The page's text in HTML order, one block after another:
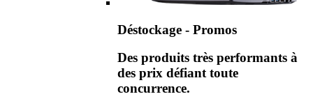
Déstockage - Promos
Des produits très performants à
des prix défiant toute
concurrence.